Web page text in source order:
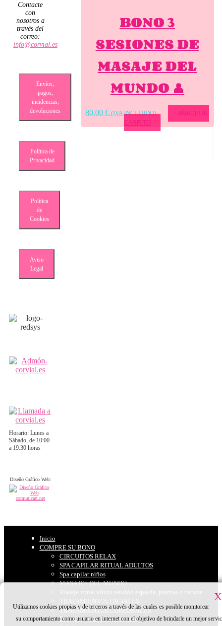
X
Utilizamos cookies propias y de terceros a través de las cuales es posible monitorear
su comportamiento como usuario en internet con el objetivo de brindarle un mejor
BONO 3
SESIONES DE
MASAJE DEL
MUNDO 👤
80,00€ (IVA INCLUIDO)
AÑADIR AL
CARRITO
Contacte
con
nosotros a
través del
correo:
info@corvial.es
Envíos,
pagos,
incidencias,
devoluciones
Política de
Privacidad
Política
de
Cookies
Aviso
Legal
Horario: Lunes a
Sábado, de 10:00
a 19:30 horas
Diseño Gráfico Web:
Inicio
COMPRE SU BONO
CIRCUITOS RELAX
SPA CAPILAR RITUAL ADULTOS
Spa capilar niños
MASAJES DEL MUNDO
Masaje zonal alivio tensión espalda, piernas o cabeza
TRATAMIENTOS FACIALES
TRATAMIENTOS CORPORALES
Peinado y maquillaje eventos